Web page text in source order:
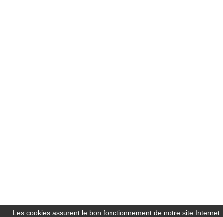
Les cookies assurent le bon fonctionnement de notre site Internet.